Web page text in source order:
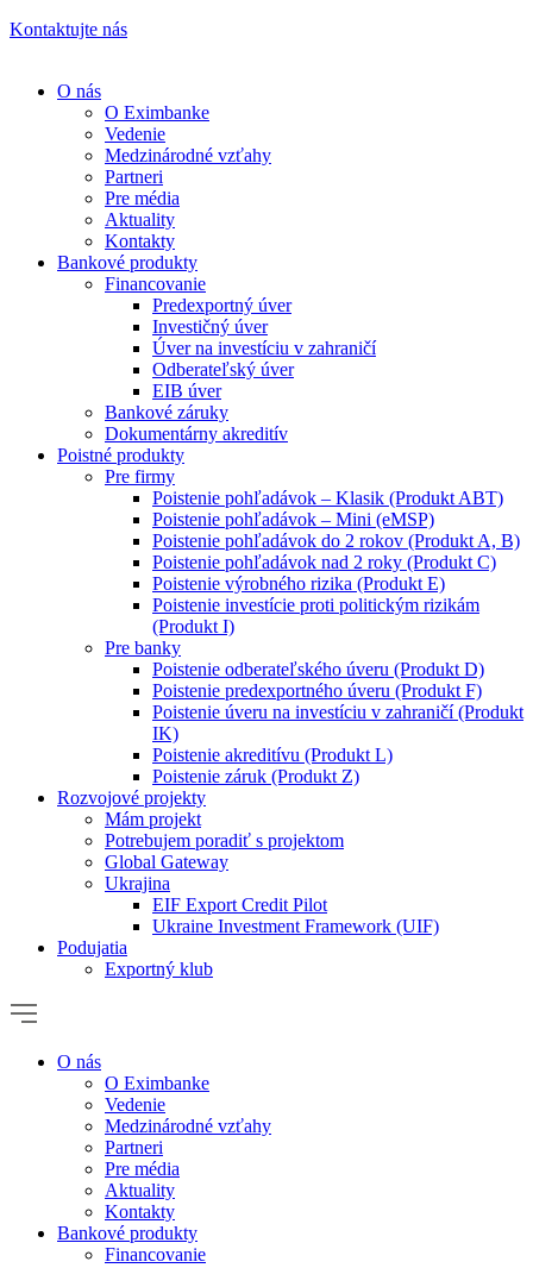
Kontaktujte nás
O nás
O Eximbanke
Vedenie
Medzinárodné vzťahy
Partneri
Pre média
Aktuality
Kontakty
Bankové produkty
Financovanie
Predexportný úver
Investičný úver
Úver na investíciu v zahraničí
Odberateľský úver
EIB úver
Bankové záruky
Dokumentárny akreditív
Poistné produkty
Pre firmy
Poistenie pohľadávok – Klasik (Produkt ABT)
Poistenie pohľadávok – Mini (eMSP)
Poistenie pohľadávok do 2 rokov (Produkt A, B)
Poistenie pohľadávok nad 2 roky (Produkt C)
Poistenie výrobného rizika (Produkt E)
Poistenie investície proti politickým rizikám
(Produkt I)
Pre banky
Poistenie odberateľského úveru (Produkt D)
Poistenie predexportného úveru (Produkt F)
Poistenie úveru na investíciu v zahraničí (Produkt
IK)
Poistenie akreditívu (Produkt L)
Poistenie záruk (Produkt Z)
Rozvojové projekty
Mám projekt
Potrebujem poradiť s projektom
Global Gateway
Ukrajina
EIF Export Credit Pilot
Ukraine Investment Framework (UIF)
Podujatia
Exportný klub
O nás
O Eximbanke
Vedenie
Medzinárodné vzťahy
Partneri
Pre média
Aktuality
Kontakty
Bankové produkty
Financovanie